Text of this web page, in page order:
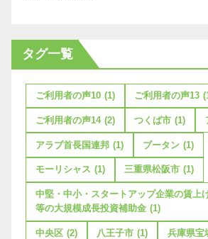
タグ一覧
ご利用者の声10 (1) ご利用者の声13
ご利用者の声14 (2) つくば市 (1)
アラブ首長国連邦 (1) ブータン (1)
モーリシャス (1) 三重県松阪市 (1)
中堅・中小・スタートアップ企業の賃上
等の大規模成長投資補助金 (1)
中央区 (2) 八王子市 (1) 兵庫県宝